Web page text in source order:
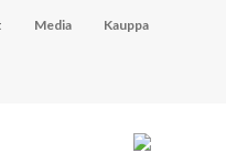
Media Kauppa